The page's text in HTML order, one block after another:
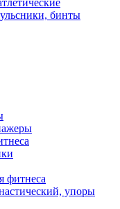
бинты
фитнеса
упоры